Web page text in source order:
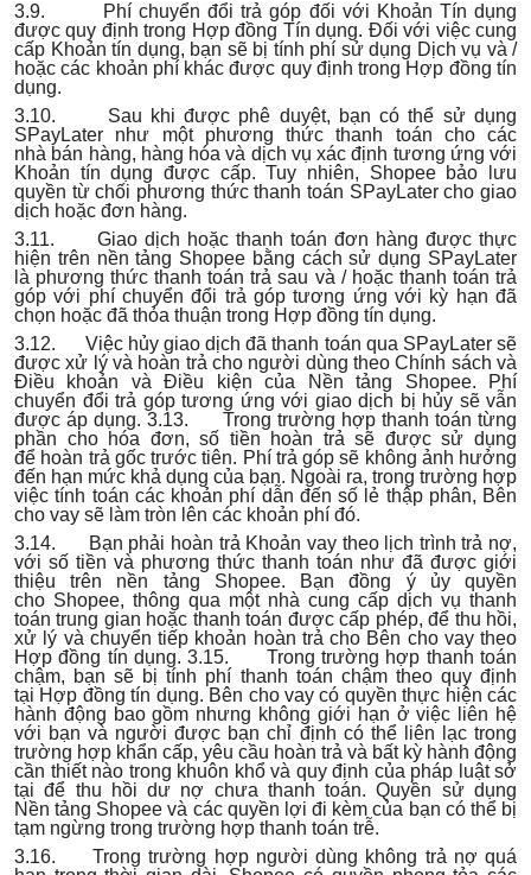
3.9. Phí chuyển đổi trả góp đối với Khoản Tín dụng
được quy định trong Hợp đồng Tín dụng. Đối với việc cung
cấp Khoản tín dụng, bạn sẽ bị tính phí sử dụng Dịch vụ và /
hoặc các khoản phí khác được quy định trong Hợp đồng tín
dụng.
3.10. Sau khi được phê duyệt, bạn có thể sử dụng
SPayLater như một phương thức thanh toán cho các
nhà bán hàng, hàng hóa và dịch vụ xác định tương ứng với
Khoản tín dụng được cấp. Tuy nhiên, Shopee bảo lưu
quyền từ chối phương thức thanh toán SPayLater cho giao
dịch hoặc đơn hàng.
3.11. Giao dịch hoặc thanh toán đơn hàng được thực
hiện trên nền tảng Shopee bằng cách sử dụng SPayLater
là phương thức thanh toán trả sau và / hoặc thanh toán trả
góp với phí chuyển đổi trả góp tương ứng với kỳ hạn đã
chọn hoặc đã thỏa thuận trong Hợp đồng tín dụng.
3.12. Việc hủy giao dịch đã thanh toán qua SPayLater sẽ
được xử lý và hoàn trả cho người dùng theo Chính sách và
Điều khoản và Điều kiện của Nền tảng Shopee. Phí
chuyển đổi trả góp tương ứng với giao dịch bị hủy sẽ vẫn
được áp dụng. 3.13. Trong trường hợp thanh toán từng
phần cho hóa đơn, số tiền hoàn trả sẽ được sử dụng
để hoàn trả gốc trước tiên. Phí trả góp sẽ không ảnh hưởng
đến hạn mức khả dụng của bạn. Ngoài ra, trong trường hợp
việc tính toán các khoản phí dẫn đến số lẻ thập phân, Bên
cho vay sẽ làm tròn lên các khoản phí đó.
3.14. Bạn phải hoàn trả Khoản vay theo lịch trình trả nợ,
với số tiền và phương thức thanh toán như đã được giới
thiệu trên nền tảng Shopee. Bạn đồng ý ủy quyền
cho Shopee, thông qua một nhà cung cấp dịch vụ thanh
toán trung gian hoặc thanh toán được cấp phép, để thu hồi,
xử lý và chuyển tiếp khoản hoàn trả cho Bên cho vay theo
Hợp đồng tín dụng. 3.15. Trong trường hợp thanh toán
chậm, bạn sẽ bị tính phí thanh toán chậm theo quy định
tại Hợp đồng tín dụng. Bên cho vay có quyền thực hiện các
hành động bao gồm nhưng không giới hạn ở việc liên hệ
với bạn và người được bạn chỉ định có thể liên lạc trong
trường hợp khẩn cấp, yêu cầu hoàn trả và bất kỳ hành động
cần thiết nào trong khuôn khổ và quy định của pháp luật sở
tại để thu hồi dư nợ chưa thanh toán. Quyền sử dụng
Nền tảng Shopee và các quyền lợi đi kèm của bạn có thể bị
tạm ngừng trong trường hợp thanh toán trễ.
3.16. Trong trường hợp người dùng không trả nợ quá